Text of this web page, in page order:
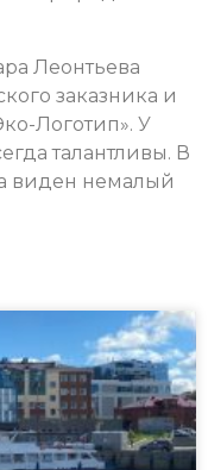
Леонтьева
заказника и
Логотип». У
талантливы. В
виден немалый